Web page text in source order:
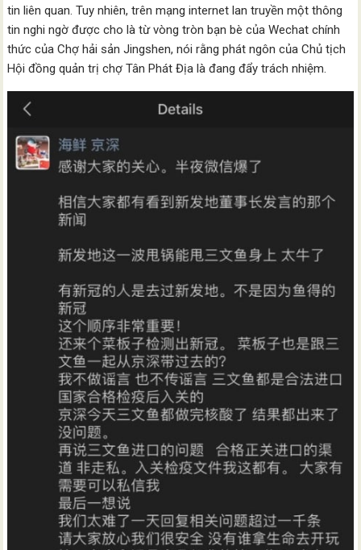
tin liên quan. Tuy nhiên, trên mạng internet lan truyền một thông
tin nghi ngờ được cho là từ vòng tròn bạn bè của Wechat chính
thức của Chợ hải sản Jingshen, nói rằng phát ngôn của Chủ tịch
Hội đồng quản trị chợ Tân Phát Địa là đang đẩy trách nhiệm.